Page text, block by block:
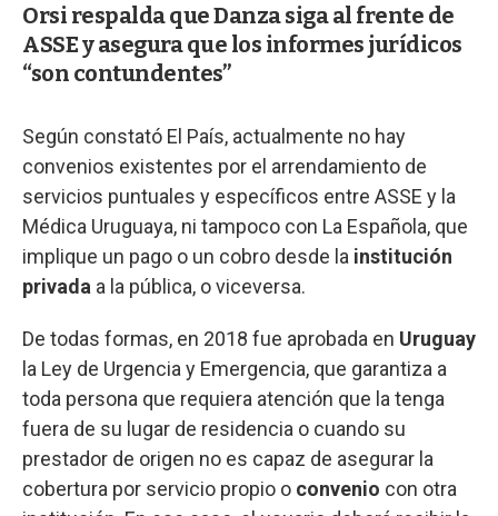
Orsi respalda que Danza siga al frente de
ASSE y asegura que los informes jurídicos
“son contundentes”
Según constató El País, actualmente no hay
convenios existentes por el arrendamiento de
servicios puntuales y específicos entre ASSE y la
Médica Uruguaya, ni tampoco con La Española, que
implique un pago o un cobro desde la institución
privada a la pública, o viceversa.
De todas formas, en 2018 fue aprobada en Uruguay
la Ley de Urgencia y Emergencia, que garantiza a
toda persona que requiera atención que la tenga
fuera de su lugar de residencia o cuando su
prestador de origen no es capaz de asegurar la
cobertura por servicio propio o convenio con otra